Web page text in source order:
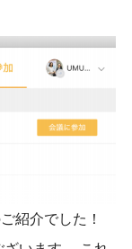
紹介でした！